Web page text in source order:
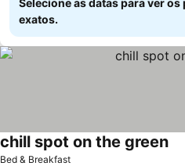
Selecione as datas para ver os
exatos.
Bed & Breakfast
chill spot on the green